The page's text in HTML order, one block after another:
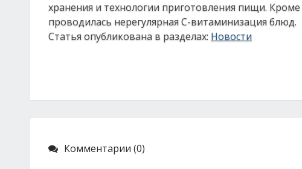
хранения и технологии приготовления пищи.
проводилась нерегулярная С-витаминизация блюд.
Статья опубликована в разделах: Новости
Комментарии (0)